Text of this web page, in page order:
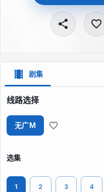
剧集
线路选择
无广M
选集
1 2 3 4